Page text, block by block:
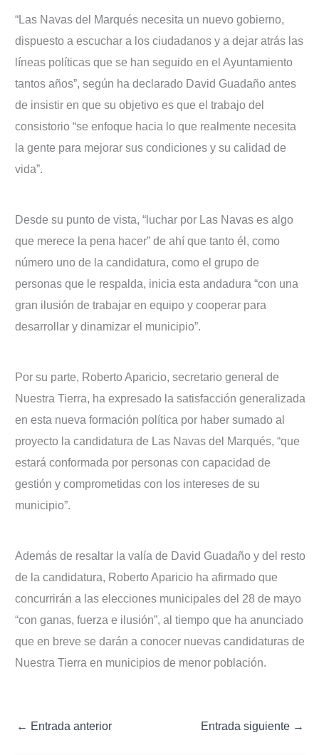
“Las Navas del Marqués necesita un nuevo gobierno,
dispuesto a escuchar a los ciudadanos y a dejar atrás las
líneas políticas que se han seguido en el Ayuntamiento
tantos años”, según ha declarado David Guadaño antes
de insistir en que su objetivo es que el trabajo del
consistorio “se enfoque hacia lo que realmente necesita
la gente para mejorar sus condiciones y su calidad de
vida”.
Desde su punto de vista, “luchar por Las Navas es algo
que merece la pena hacer” de ahí que tanto él, como
número uno de la candidatura, como el grupo de
personas que le respalda, inicia esta andadura “con una
gran ilusión de trabajar en equipo y cooperar para
desarrollar y dinamizar el municipio”.
Por su parte, Roberto Aparicio, secretario general de
Nuestra Tierra, ha expresado la satisfacción generalizada
en esta nueva formación política por haber sumado al
proyecto la candidatura de Las Navas del Marqués, “que
estará conformada por personas con capacidad de
gestión y comprometidas con los intereses de su
municipio”.
Además de resaltar la valía de David Guadaño y del resto
de la candidatura, Roberto Aparicio ha afirmado que
concurrirán a las elecciones municipales del 28 de mayo
“con ganas, fuerza e ilusión”, al tiempo que ha anunciado
que en breve se darán a conocer nuevas candidaturas de
Nuestra Tierra en municipios de menor población.
← Entrada anterior Entrada siguiente →